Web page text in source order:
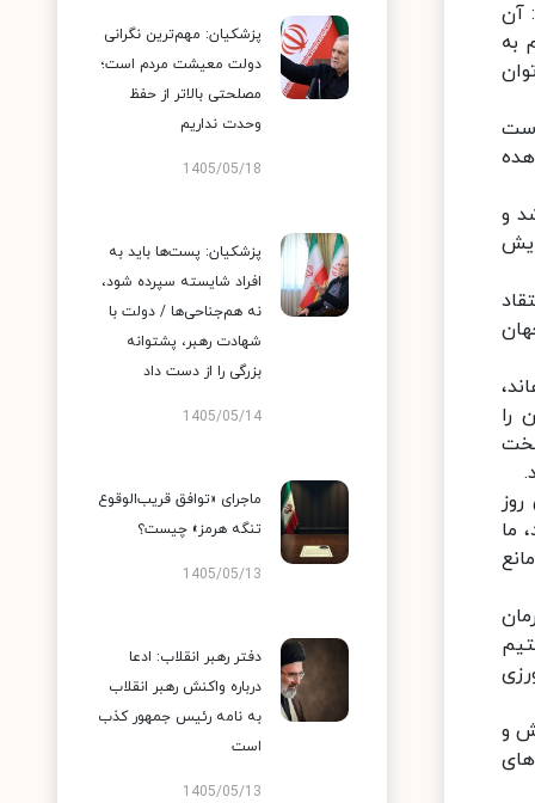
آن
به
و
را
روز
ما
و
پزشکیان: مهم‌ترین نگرانی
دولت معیشت مردم است؛
مصلحتی بالاتر از حفظ
وحدت نداریم
1405/05/18
پزشکیان: پست‌ها باید به
افراد شایسته سپرده شود،
نه هم‌جناحی‌ها / دولت با
شهادت رهبر، پشتوانه
بزرگی را از دست داد
1405/05/14
ماجرای «توافق قریب‌الوقوع
تنگه هرمز» چیست؟
1405/05/13
دفتر رهبر انقلاب: ادعا
درباره واکنش رهبر انقلاب
به نامه رئیس جمهور کذب
است
1405/05/13